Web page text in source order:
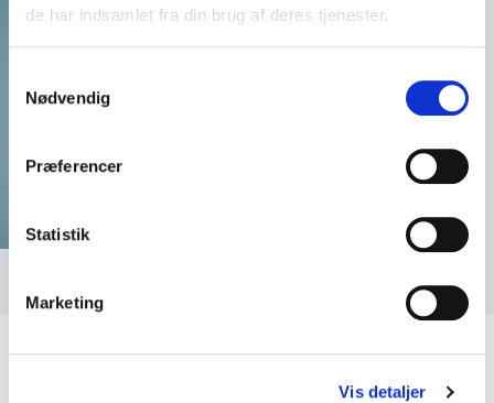
de har indsamlet fra din brug af deres tjenester.
Nødvendig
Præferencer
Statistik
Marketing
Vis detaljer